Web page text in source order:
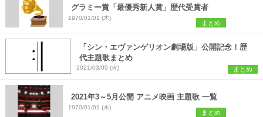
グラミー賞「最優秀新人賞」歴代受賞者
1970/01/01 (木)
まとめ
「シン・エヴァンゲリオン劇場版」公開記念！歴
代主題歌まとめ
2021/03/09 (火) まとめ
2021年3～5月公開 アニメ映画 主題歌 一覧
1970/01/01 (木)
まとめ